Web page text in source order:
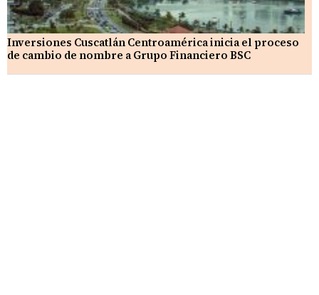
Inversiones Cuscatlán Centroamérica inicia el proceso
de cambio de nombre a Grupo Financiero BSC